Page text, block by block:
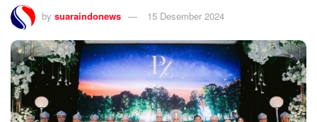
by suaraindonews 15 Desember 2024